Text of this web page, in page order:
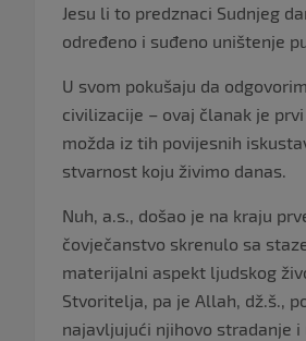
Jesu li to predznaci Sudnjeg
određeno i suđeno uništenje
U svom pokušaju da
civilizacije – ovaj članak je
možda iz tih povijesnih
stvarnost koju živimo danas.
Nuh, a.s., došao je na kraju
čovječanstvo skrenulo sa
materijalni aspekt ljudskog
Stvoritelja, pa je Allah, dž.š.,
najavljujući njihovo stradanje